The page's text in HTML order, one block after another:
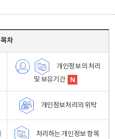
목차
개인정보의 처리
및 보유기간
개인정보처리의 위탁
처리하는 개인정보 항목